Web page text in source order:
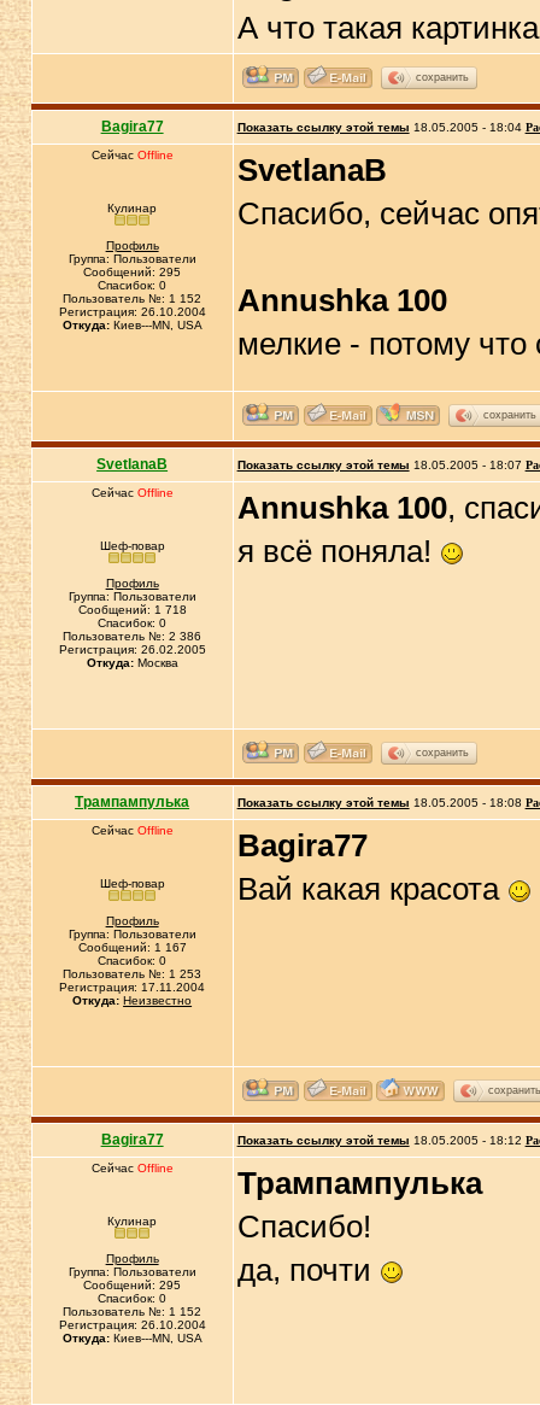
А что такая
сохранить
Bagira77 Показать ссылку этой темы 18.05.2005 - 18:04
Сейчас Offline
Кулинар
Профиль
Группа: Пользователи
Сообщений: 295
Спасибок: 0
Пользователь №: 1 152
Регистрация: 26.10.2004
Откуда:Киев---MN, USA
SvetlanaB
Спасибо, сейчас
Annushka 100
мелкие - потому
сохранить
SvetlanaB Показать ссылку этой темы 18.05.2005 - 18:07
Сейчас Offline
Шеф-повар
Профиль
Группа: Пользователи
Сообщений: 1 718
Спасибок: 0
Пользователь №: 2 386
Регистрация: 26.02.2005
Откуда:Москва
Annushka 100,
я всё поняла!
сохранить
Трампампулька Показать ссылку этой темы 18.05.2005 - 18:08
Сейчас Offline
Шеф-повар
Профиль
Группа: Пользователи
Сообщений: 1 167
Спасибок: 0
Пользователь №: 1 253
Регистрация: 17.11.2004
Откуда: Неизвестно
Bagira77
Вай какая красота
сохранить
Bagira77 Показать ссылку этой темы 18.05.2005 - 18:12
Сейчас Offline
Кулинар
Профиль
Группа: Пользователи
Сообщений: 295
Спасибок: 0
Пользователь №: 1 152
Регистрация: 26.10.2004
Откуда:Киев---MN, USA
Трампампулька
Спасибо!
да, почти